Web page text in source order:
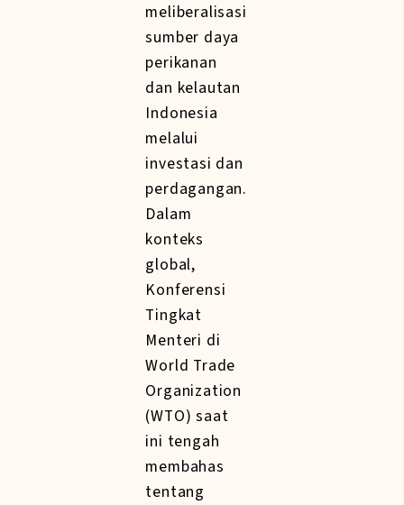
meliberalisasi
sumber daya
perikanan
dan kelautan
Indonesia
melalui
investasi dan
perdagangan.
Dalam
konteks
global,
Konferensi
Tingkat
Menteri di
World Trade
Organization
(WTO) saat
ini tengah
membahas
tentang